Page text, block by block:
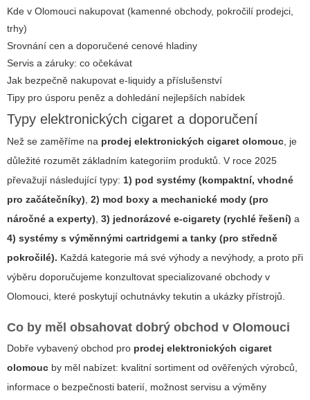
Kde v Olomouci nakupovat (kamenné obchody, pokročilí prodejci,
trhy)
Srovnání cen a doporučené cenové hladiny
Servis a záruky: co očekávat
Jak bezpečně nakupovat e-liquidy a příslušenství
Tipy pro úsporu peněz a dohledání nejlepších nabídek
Typy elektronických cigaret a doporučení
Než se zaměříme na prodej elektronických cigaret olomouc, je
důležité rozumět základním kategoriím produktů. V roce 2025
převažují následující typy: 1) pod systémy (kompaktní, vhodné
pro začátečníky), 2) mod boxy a mechanické mody (pro
náročné a experty), 3) jednorázové e-cigarety (rychlé řešení) a
4) systémy s výměnnými cartridgemi a tanky (pro středně
pokročilé). Každá kategorie má své výhody a nevýhody, a proto při
výběru doporučujeme konzultovat specializované obchody v
Olomouci, které poskytují ochutnávky tekutin a ukázky přístrojů.
Co by měl obsahovat dobrý obchod v Olomouci
Dobře vybavený obchod pro prodej elektronických cigaret
olomouc by měl nabízet: kvalitní sortiment od ověřených výrobců,
informace o bezpečnosti baterií, možnost servisu a výměny